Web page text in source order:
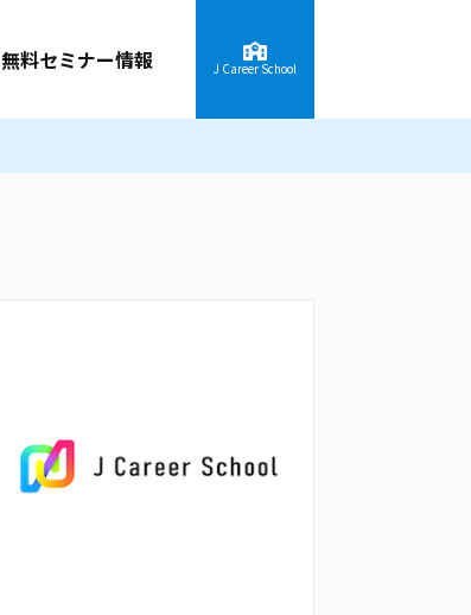
無料セミナー情報 J Career School